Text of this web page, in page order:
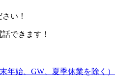
できます！
年始、GW、夏季休業を除く）